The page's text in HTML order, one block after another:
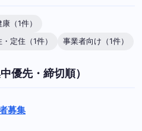
（1件）
定住（1件） 事業者向け（1件）
優先・締切順）
募集